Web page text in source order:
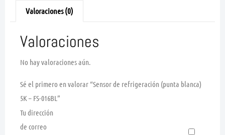
Valoraciones (0)
Valoraciones
No hay valoraciones aún.
Sé el primero en valorar “Sensor de refrigeración (punta blanca)
5K – FS-016BL”
Tu dirección
de correo